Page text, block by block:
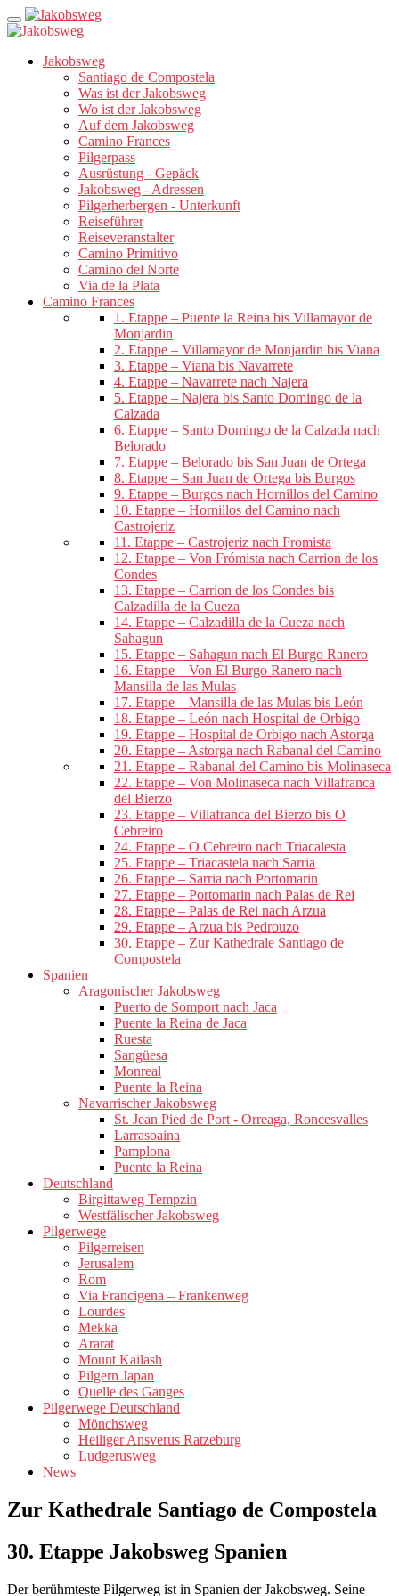
Jakobsweg
Santiago de Compostela
Was ist der Jakobsweg
Wo ist der Jakobsweg
Auf dem Jakobsweg
Camino Frances
Pilgerpass
Ausrüstung - Gepäck
Jakobsweg - Adressen
Pilgerherbergen - Unterkunft
Reiseführer
Reiseveranstalter
Camino Primitivo
Camino del Norte
Via de la Plata
Camino Frances
1. Etappe – Puente la Reina bis Villamayor de
Monjardin
2. Etappe – Villamayor de Monjardin bis Viana
3. Etappe – Viana bis Navarrete
4. Etappe – Navarrete nach Najera
5. Etappe – Najera bis Santo Domingo de la
Calzada
6. Etappe – Santo Domingo de la Calzada nach
Belorado
7. Etappe – Belorado bis San Juan de Ortega
8. Etappe – San Juan de Ortega bis Burgos
9. Etappe – Burgos nach Hornillos del Camino
10. Etappe – Hornillos del Camino nach
Castrojeriz
11. Etappe – Castrojeriz nach Fromista
12. Etappe – Von Frómista nach Carrion de los
Condes
13. Etappe – Carrion de los Condes bis
Calzadilla de la Cueza
14. Etappe – Calzadilla de la Cueza nach
Sahagun
15. Etappe – Sahagun nach El Burgo Ranero
16. Etappe – Von El Burgo Ranero nach
Mansilla de las Mulas
17. Etappe – Mansilla de las Mulas bis León
18. Etappe – León nach Hospital de Orbigo
19. Etappe – Hospital de Orbigo nach Astorga
20. Etappe – Astorga nach Rabanal del Camino
21. Etappe – Rabanal del Camino bis Molinaseca
22. Etappe – Von Molinaseca nach Villafranca
del Bierzo
23. Etappe – Villafranca del Bierzo bis O
Cebreiro
24. Etappe – O Cebreiro nach Triacalesta
25. Etappe – Triacastela nach Sarria
26. Etappe – Sarria nach Portomarin
27. Etappe – Portomarin nach Palas de Rei
28. Etappe – Palas de Rei nach Arzua
29. Etappe – Arzua bis Pedrouzo
30. Etappe – Zur Kathedrale Santiago de
Compostela
Spanien
Aragonischer Jakobsweg
Puerto de Somport nach Jaca
Puente la Reina de Jaca
Ruesta
Sangüesa
Monreal
Puente la Reina
Navarrischer Jakobsweg
St. Jean Pied de Port - Orreaga, Roncesvalles
Larrasoaina
Pamplona
Puente la Reina
Deutschland
Birgittaweg Tempzin
Westfälischer Jakobsweg
Pilgerwege
Pilgerreisen
Jerusalem
Rom
Via Francigena – Frankenweg
Lourdes
Mekka
Ararat
Mount Kailash
Pilgern Japan
Quelle des Ganges
Pilgerwege Deutschland
Mönchsweg
Heiliger Ansverus Ratzeburg
Ludgerusweg
News
Zur Kathedrale Santiago de Compostela
30. Etappe Jakobsweg Spanien
Der berühmteste Pilgerweg ist in Spanien der Jakobsweg. Seine